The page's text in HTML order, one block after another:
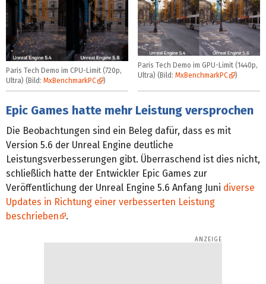
Paris Tech Demo im CPU-Limit (720p,
Ultra) (Bild: MxBenchmarkPC )
Paris Tech Demo im GPU-Limit (1440p,
Ultra) (Bild: MxBenchmarkPC )
Epic Games hatte mehr Leistung versprochen
Die Beobachtungen sind ein Beleg dafür, dass es mit
Version 5.6 der Unreal Engine deutliche
Leistungsverbesserungen gibt. Überraschend ist dies nicht,
schließlich hatte der Entwickler Epic Games zur
Veröffentlichung der Unreal Engine 5.6 Anfang Juni diverse
Updates in Richtung einer verbesserten Leistung
beschrieben
.